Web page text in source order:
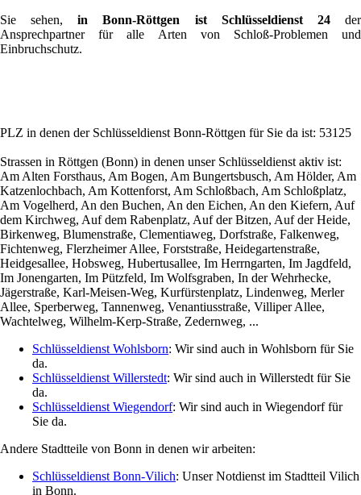
Sie sehen,in Bonn-Röttgen ist Schlüsseldienst 24der
Ansprechpartner für alle Arten von Schloß-Problemen und
Einbruchschutz.
PLZ in denen der Schlüsseldienst Bonn-Röttgen für Sie da ist: 53125
Strassen in Röttgen (Bonn) in denen unser Schlüsseldienst aktiv ist:
Am Alten Forsthaus, Am Bogen, Am Bungertsbusch, Am Hölder, Am
Katzenlochbach, Am Kottenforst, Am Schloßbach, Am Schloßplatz,
Am Vogelherd, An den Buchen, An den Eichen, An den Kiefern, Auf
dem Kirchweg, Auf dem Rabenplatz, Auf der Bitzen, Auf der Heide,
Birkenweg, Blumenstraße, Clementiaweg, Dorfstraße, Falkenweg,
Fichtenweg, Flerzheimer Allee, Forststraße, Heidegartenstraße,
Heidgesallee, Hobsweg, Hubertusallee, Im Herrngarten, Im Jagdfeld,
Im Jonengarten, Im Pützfeld, Im Wolfsgraben, In der Wehrhecke,
Jägerstraße, Karl-Meisen-Weg, Kurfürstenplatz, Lindenweg, Merler
Allee, Sperberweg, Tannenweg, Venantiusstraße, Villiper Allee,
Wachtelweg, Wilhelm-Kerp-Straße, Zedernweg, ...
Schlüsseldienst Wohlsborn: Wir sind auch in Wohlsborn für Sie
da.
Schlüsseldienst Willerstedt: Wir sind auch in Willerstedt für Sie
da.
Schlüsseldienst Wiegendorf: Wir sind auch in Wiegendorf für
Sie da.
Andere Stadtteile von Bonn in denen wir arbeiten:
Schlüsseldienst Bonn-Vilich: Unser Notdienst im Stadtteil Vilich
in Bonn.